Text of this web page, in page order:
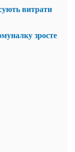
витрати
зросте